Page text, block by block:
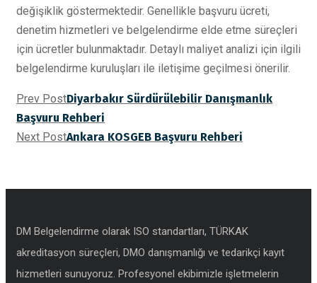
değişiklik göstermektedir. Genellikle başvuru ücreti,
denetim hizmetleri ve belgelendirme elde etme süreçleri
için ücretler bulunmaktadır. Detaylı maliyet analizi için ilgili
belgelendirme kuruluşları ile iletişime geçilmesi önerilir.
Prev PostDiyarbakır Sürdürülebilir Danışmanlık
Başvuru Rehberi
Next PostAnkara KOSGEB Başvuru Rehberi
DM Belgelendirme olarak ISO standartları, TÜRKAK
akreditasyon süreçleri, DMO danışmanlığı ve tedarikçi kayıt
hizmetleri sunuyoruz. Profesyonel ekibimizle işletmelerin